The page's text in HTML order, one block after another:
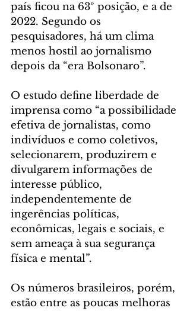
país ficou na 63º posição, e a de
2022. Segundo os
pesquisadores, há um clima
menos hostil ao jornalismo
depois da “era Bolsonaro”.
O estudo define liberdade de
imprensa como “a possibilidade
efetiva de jornalistas, como
indivíduos e como coletivos,
selecionarem, produzirem e
divulgarem informações de
interesse público,
independentemente de
ingerências políticas,
econômicas, legais e sociais, e
sem ameaça à sua segurança
física e mental”.
Os números brasileiros, porém,
estão entre as poucas melhoras